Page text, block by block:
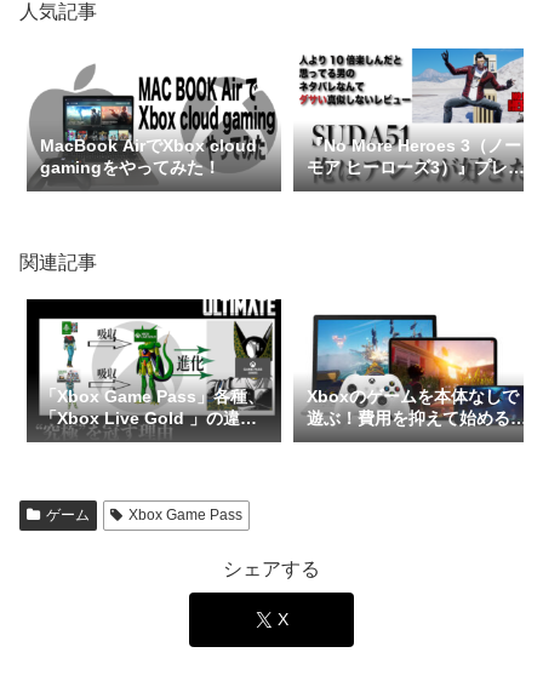
人気記事
MacBook AirでXbox cloud
gamingをやってみた！
『No More Heroes 3（ノー
モア ヒーローズ3）』プレイ
レビュー（ネタバレなし）
関連記事
「Xbox Game Pass」各種、
「Xbox Live Gold 」の違い
を整理してみました。
Xboxのゲームを本体なしで
遊ぶ！費用を抑えて始める3
つの方法【スマホ・PC・Mac
ゲーム Xbox Game Pass
シェアする
X